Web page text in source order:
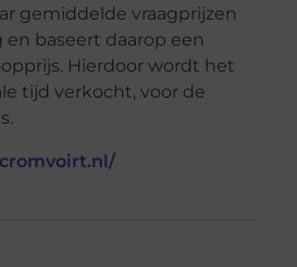
gemiddelde vraagprijzen
baseert daarop een
Hierdoor wordt het
tijd verkocht, voor de